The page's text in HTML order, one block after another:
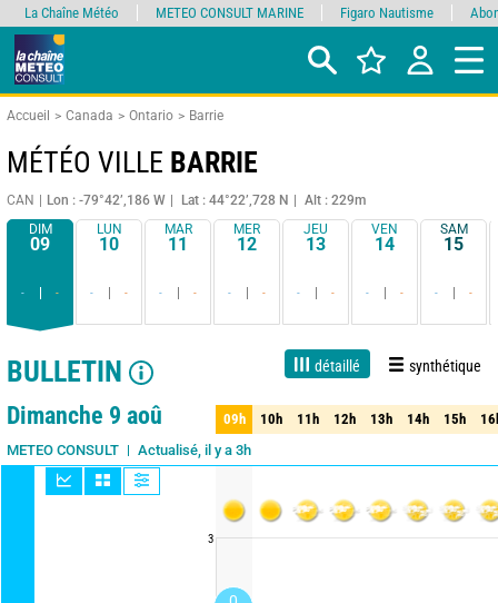
Accueil Canada Ontario Barrie
MÉTÉO VILLE BARRIE
CAN Lon : -79°42’,186 W Lat : 44°22’,728 N
Alt : 229m
DIM
09
- -
LUN
10
- -
MAR
11
- -
MER
12
- -
JEU
13
- -
VEN
14
- -
SAM
15
- -
BULLETIN détaillé synthétique
1 jour 3 jours 7 jours 15 jours Fiabilité 90%
Dimanche 9 aoû
METEO CONSULT Actualisé, il y a 3h
3
09h 10h 11h 12h 13h 14h 15h
09h 10h 11h 12h 13h 14h 15h
La Chaîne Météo METEO CONSULT MARINE Figaro Nautisme